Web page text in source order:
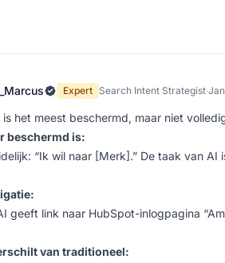
Expert Search Intent Strategist·
het meest beschermd, maar niet
beschermd is:
“Ik wil naar [Merk].” De taak van
geeft link naar HubSpot-inlogpagina
van traditioneel: